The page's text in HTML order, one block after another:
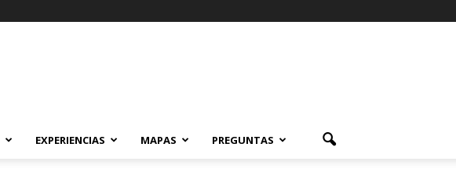
EXPERIENCIAS MAPAS PREGUNTAS